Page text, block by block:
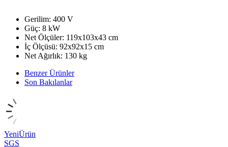
Gerilim: 400 V
Güç: 8 kW
Net Ölçüler: 119x103x43 cm
İç Ölçüsü: 92x92x15 cm
Net Ağırlık: 130 kg
Benzer Ürünler
Son Bakılanlar
YeniÜrün
SGS